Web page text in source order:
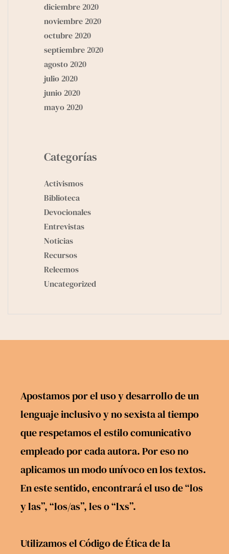
diciembre 2020
noviembre 2020
octubre 2020
septiembre 2020
agosto 2020
julio 2020
junio 2020
mayo 2020
Categorías
Activismos
Biblioteca
Devocionales
Entrevistas
Noticias
Recursos
Releemos
Uncategorized
Apostamos por el uso y desarrollo de un
lenguaje inclusivo y no sexista al tiempo
que respetamos el estilo comunicativo
empleado por cada autora. Por eso no
aplicamos un modo unívoco en los textos.
En este sentido, encontrará el uso de “los
y las”, “los/as”, les o “lxs”.
Utilizamos elCódigo de Éticade la